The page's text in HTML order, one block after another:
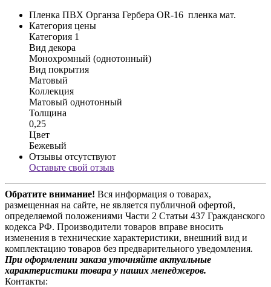
Пленка ПВХ Органза Гербера OR-16 пленка мат.
Категория цены
Категория 1
Вид декора
Монохромный (однотонный)
Вид покрытия
Матовый
Коллекция
Матовый однотонный
Толщина
0,25
Цвет
Бежевый
Отзывы отсутствуют
Оставьте свой отзыв
Обратите внимание! Вся информация о товарах,
размещенная на сайте, не является публичной офертой,
определяемой положениями Части 2 Статьи 437 Гражданского
кодекса РФ. Производители товаров вправе вносить
изменения в технические характеристики, внешний вид и
комплектацию товаров без предварительного уведомления.
При оформлении заказа уточняйте актуальные
характеристики товара у наших менеджеров.
Контакты: